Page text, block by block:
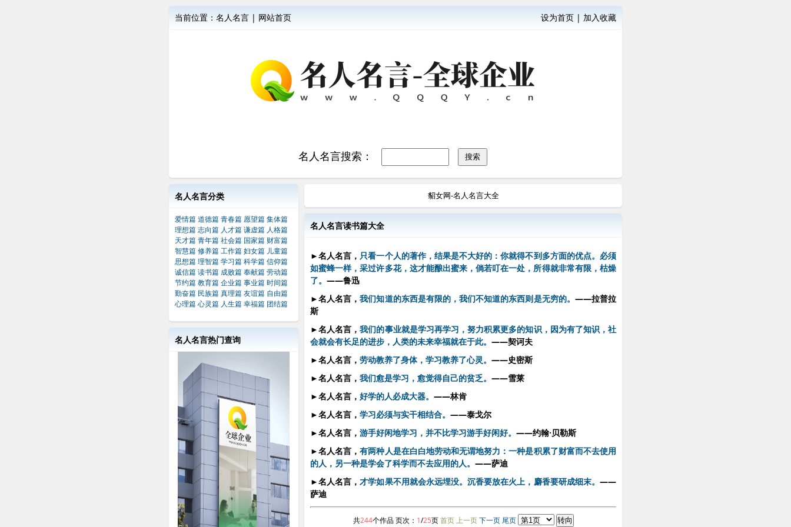
当前位置： 名人名言 | 网站首页 设为首页 | 加入收藏
名人名言搜索：
名人名言分类
爱情篇道德篇青春篇 愿望篇集体篇
理想篇志向篇 人才篇谦虚篇 人格篇
天才篇青年篇社会篇 国家篇 财富篇
智慧篇修养篇工作篇妇女篇 儿童篇
思想篇理智篇学习篇科学篇信仰篇
诚信篇读书篇 成败篇奉献篇劳动篇
节约篇教育篇企业篇事业篇时间篇
勤奋篇 民族篇真理篇友谊篇 自由篇
心理篇心灵篇 人生篇幸福篇 团结篇
名人名言热门查询
貂女网-名人名言大全
名人名言读书篇大全
►名人名言， 只看一个人的著作，结果是不大好的：你就得不到多方面的优点。必须
如蜜蜂一样，采过许多花，这才能酿出蜜来，倘若叮在一处，所得就非常有限，枯燥
了。 ——鲁迅
►名人名言，我们知道的东西是有限的，我们不知道的东西则是无穷的。 ——拉普拉
斯
►名人名言，我们的事业就是学习再学习，努力积累更多的知识，因为有了知识，社
会就会有长足的进步，人类的未来幸福就在于此。 ——契诃夫
►名人名言， 劳动教养了身体，学习教养了心灵。 ——史密斯
►名人名言， 我们愈是学习，愈觉得自己的贫乏。 ——雪莱
►名人名言， 好学的人必成大器。 ——林肯
►名人名言， 学习必须与实干相结合。 ——泰戈尔
►名人名言， 游手好闲地学习，并不比学习游手好闲好。 ——约翰·贝勒斯
►名人名言，有两种人是在白白地劳动和无谓地努力：一种是积累了财富而不去使用
的人，另一种是学会了科学而不去应用的人。 ——萨迪
►名人名言，才学如果不用就会永远埋没。沉香要放在火上，麝香要研成细末。——
萨迪
共244个作品 页次： 1/25页首页 上一页 下一页 尾页